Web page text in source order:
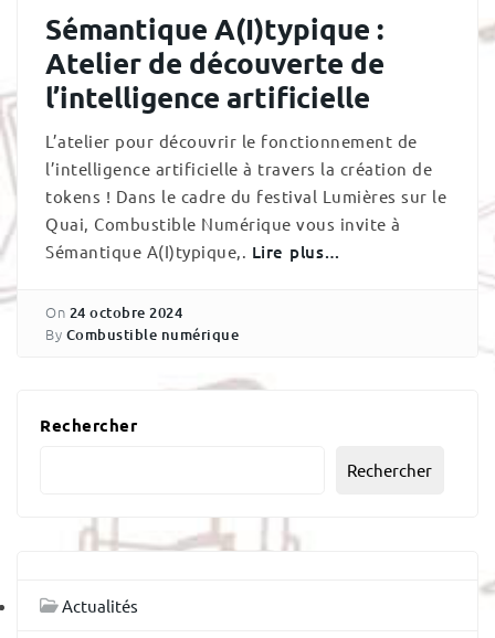
Sémantique A(I)typique :
Atelier de découverte de
l’intelligence artificielle
L’atelier pour découvrir le fonctionnement de
l’intelligence artificielle à travers la création de
tokens ! Dans le cadre du festival Lumières sur le
Quai, Combustible Numérique vous invite à
Sémantique A(I)typique,. Lire plus…
On 24 octobre 2024
By Combustible numérique
Rechercher
Rechercher
Actualités